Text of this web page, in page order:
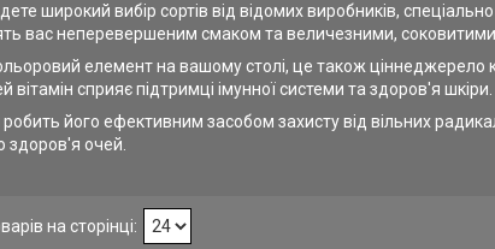
широкий вибір сортів від відомих виробників,
вас неперевершеним смаком та величезними,
елемент на вашому столі, це також ціннеджерело
сприяє підтримці імунної системи та здоров'я шкіри.
його ефективним засобом захисту від вільних
здоров'я очей.